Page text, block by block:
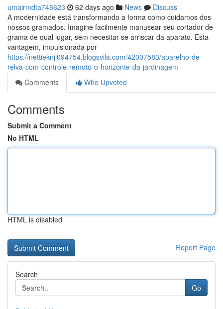
umairmdta748623 62 days ago News
Discuss
A modernidade está transformando a forma como cuidamos dos
nossos gramados. Imagine facilmente manusear seu cortador de
grama de qual lugar, sem necesitar se arriscar da aparato. Esta
vantagem, impulsionada por
https://nettieknji094754.blogsvila.com/42007583/aparelho-de-
relva-com-controle-remoto-o-horizonte-da-jardinagem
Comments
Who Upvoted
Comments
Submit a Comment
No HTML
HTML is disabled
Report Page
Search
Go